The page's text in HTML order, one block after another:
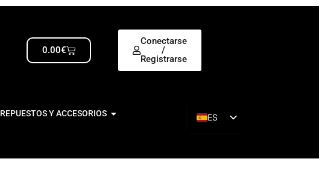
0.00€
Conectarse
/
Registrarse
REPUESTOS Y ACCESORIOS
ES